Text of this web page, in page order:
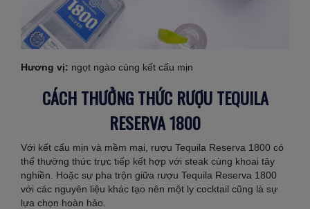
Hương vị: ngọt ngào cùng kết cấu mịn
CÁCH THƯỞNG THỨC RƯỢU TEQUILA
RESERVA 1800
Với kết cấu mịn và mềm mại, rượu Tequila Reserva 1800 có
thể thưởng thức trực tiếp kết hợp với steak cùng khoai tây
nghiền. Hoặc sự pha trộn giữa rượu Tequila Reserva 1800
với các nguyên liệu khác tạo nên một ly cocktail cũng là sự
lựa chọn hoàn hảo.